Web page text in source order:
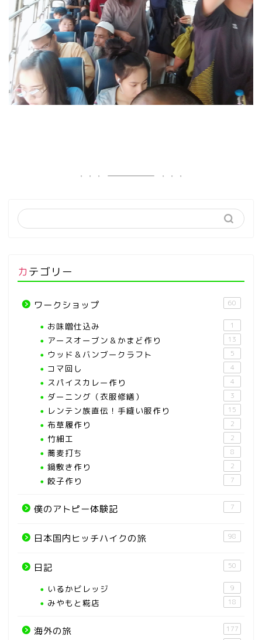
カテゴリー
ワークショップ 60
お味噌仕込み 1
アースオーブン＆かまど作り 13
ウッド＆バンブークラフト 5
コマ回し 4
スパイスカレー作り 4
ダーニング（衣服修繕） 3
レンテン族直伝！手縫い服作り 15
布草履作り 2
竹細工 2
蕎麦打ち 8
鍋敷き作り 2
餃子作り 7
僕のアトピー体験記 7
日本国内ヒッチハイクの旅 98
日記 50
いるかビレッジ 9
みやもと糀店 18
海外の旅 177